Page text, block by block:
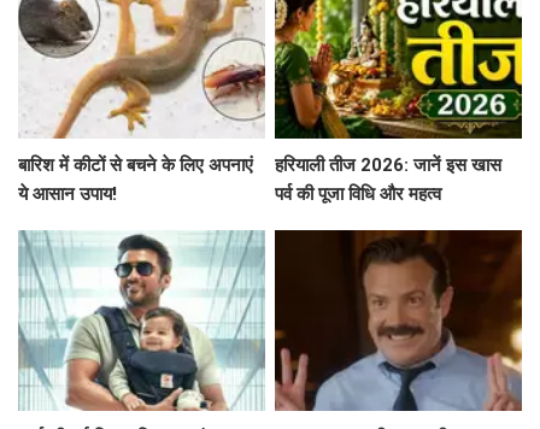
बारिश में कीटों से बचने के लिए अपनाएं
ये आसान उपाय!
हरियाली तीज 2026: जानें इस खास
पर्व की पूजा विधि और महत्व